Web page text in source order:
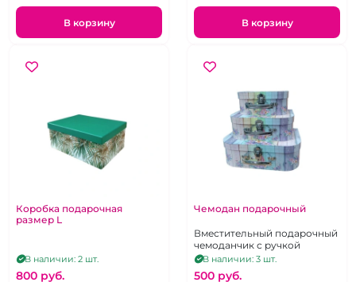
В корзину В корзину
Коробка подарочная
размер L
В наличии: 2 шт.
800 pуб.
Чемодан подарочный
Вместительный подарочный
чемоданчик с ручкой
В наличии: 3 шт.
500 pуб.